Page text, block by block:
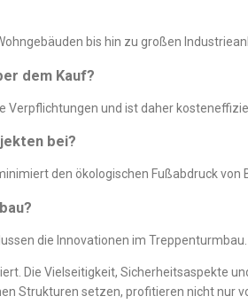
bis hin zu großen
dem Kauf?
Verpflichtungen und ist daher
bei?
den ökologischen Fußabdruck von
die Innovationen im Treppenturmbau.
Die Vielseitigkeit, Sicherheitsaspekte
Strukturen setzen, profitieren nicht nur